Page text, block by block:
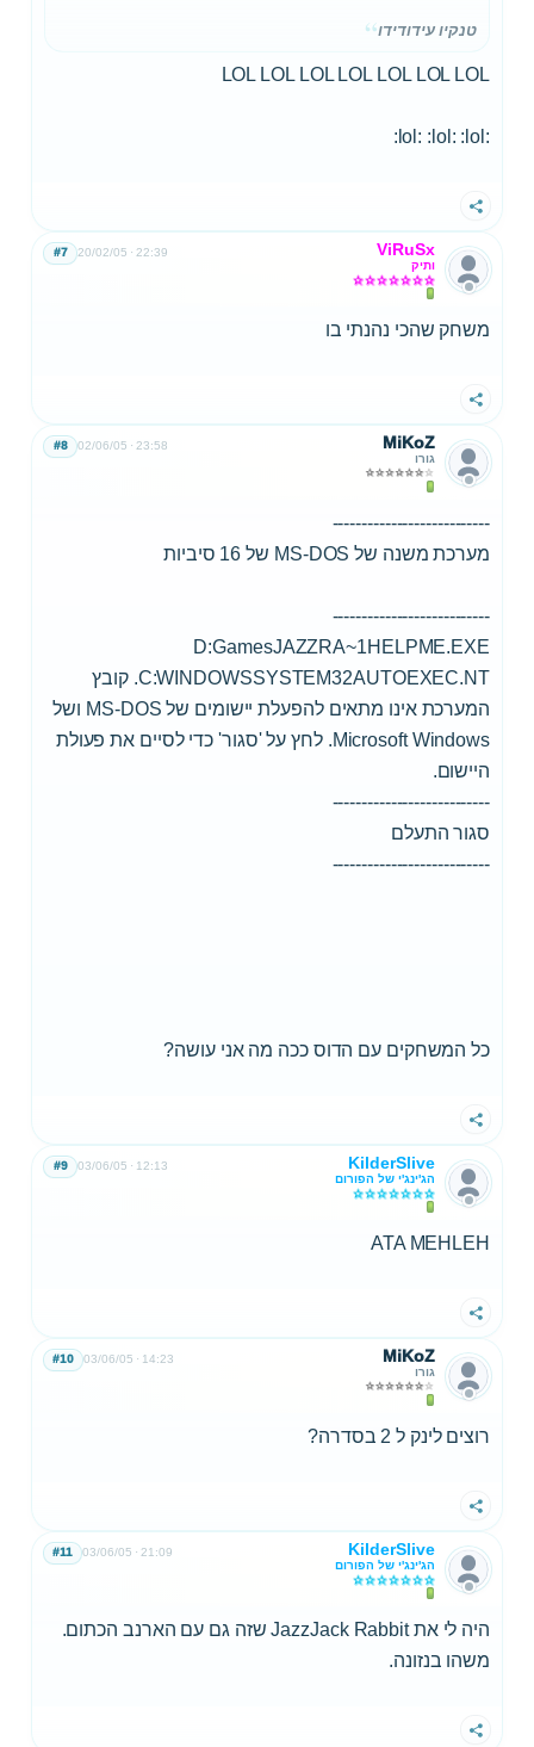
טנקיו עידודידו
LOL LOL LOL LOL LOL LOL LOL
:lol: :lol: :lol:
שתף
ViRuSx
ותיק
20/02/05 22:39
#7
משחק שהכי נהנתי בו
שתף
MiKoZ
גורו
02/06/05 23:58
#8
---------------------------
מערכת משנה של MS-DOS של 16 סיביות
---------------------------
C:WINDOWSSYSTEM32AUTOEXEC.NT. ‏‏קובץ
המערכת אינו מתאים להפעלת יישומים של MS-DOS ושל
Microsoft Windows. ‏‏לחץ על 'סגור' כדי לסיים את פעולת
היישום.
---------------------------
סגור התעלם
---------------------------
כל המשחקים עם הדוס ככה מה אני עושה?
שתף
KilderSlive
הג'ינג'י של הפורום
03/06/05 12:13
#9
ATA MEHLEH
שתף
MiKoZ
גורו
03/06/05 14:23
#10
רוצים לינק ל 2 בסדרה?
שתף
KilderSlive
הג'ינג'י של הפורום
03/06/05 21:09
#11
היה לי את JazzJack Rabbit שזה גם עם הארנב הכתום.
משהו בנזונה.
שתף